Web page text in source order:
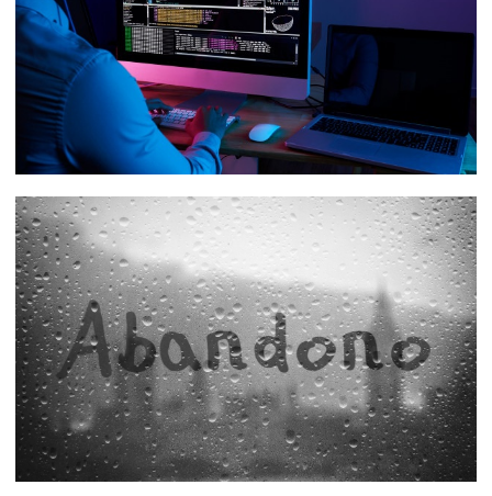
Marketing e TI: descubra os benefícios de
integrar essas áreas na sua empresa!
18 de janeiro de 2022 4 min de leitura